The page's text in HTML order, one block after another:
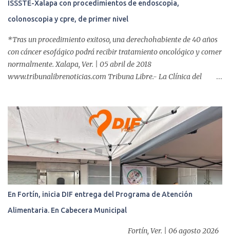
ISSSTE-Xalapa con procedimientos de endoscopia,
colonoscopia y cpre, de primer nivel
*Tras un procedimiento exitoso, una derechohabiente de 40 años
con cáncer esofágico podrá recibir tratamiento oncológico y comer
normalmente. Xalapa, Ver. | 05 abril de 2018
www.tribunalibrenoticias.com Tribuna Libre.- La Clínica del
incluyen endoscopia, colonoscopia y colangiopancreatografía
retrógrada endoscópica (CPRE), con equipo de alta tecnología de
videoendoscopia gástrica y con especialistas certificados. Además
se cuenta con endoscopios de última tecnología que permiten
diagnósticos con mayor certeza y sin dolor para el paciente, a
través de la atención de un equipo de profesionales
multidisciplinario: tres endoscopistas, anestesiólogo y personal
auxiliar y de enfermería. En esta semana, se realizó un nuevo caso
de éxito, pues a través de la colocación de un stent metálico
esofágico, una derechohabiente con un tumor en el ...
En Fortín, inicia DIF entrega del Programa de Atención
Alimentaria. En Cabecera Municipal
Fortín, Ver. | 06 agosto 2026